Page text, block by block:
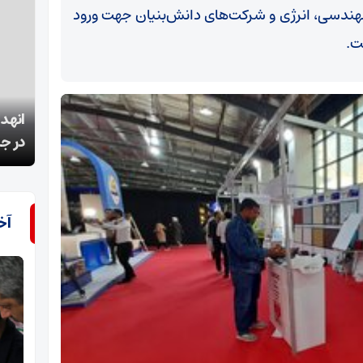
انرژی و شرکت‌های دانش‌بنیان جهت ورود
انهدام گروهک‌ تروریستی وابسته به آمریکا و اسرائیل
در جنوب شرق ایران